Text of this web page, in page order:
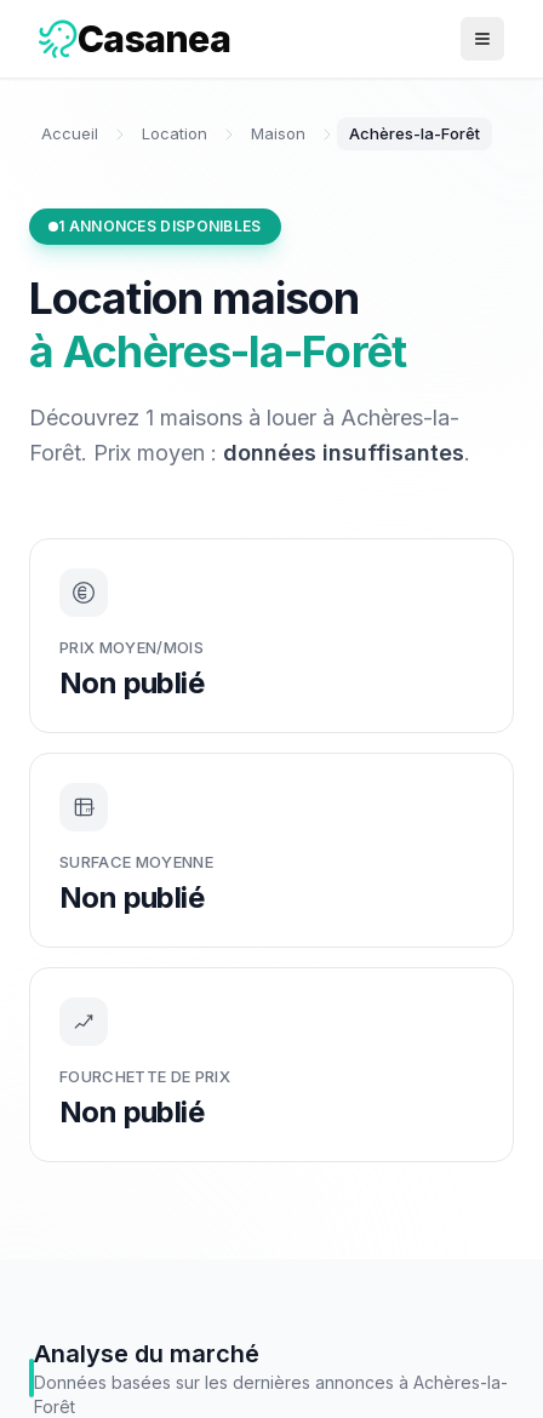
Casanea Ouvrir
Accueil Location Maison Achères-la-Forêt
1 ANNONCES DISPONIBLES
Location maison
àAchères-la-Forêt
Découvrez 1 maisons à louer à Achères-la-
Forêt. Prix moyen : données insuffisantes.
PRIX MOYEN/MOIS
Non publié
m²
SURFACE MOYENNE
Non publié
FOURCHETTE DE PRIX
Non publié
Analyse du marché
Données basées sur les dernières annonces à Achères-la-
Forêt